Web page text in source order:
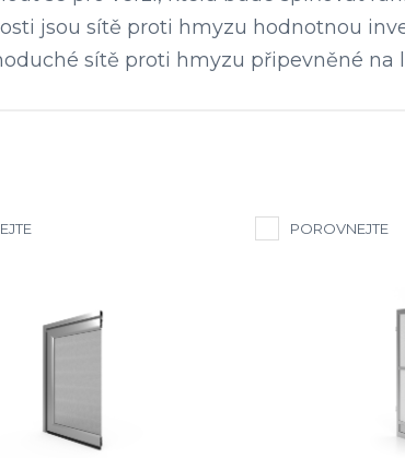
jsou sítě proti hmyzu hodnotnou
sítě proti hmyzu připevněné na
POROVNEJTE